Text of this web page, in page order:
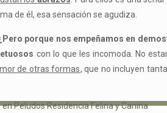
de él, esa sensación se agudiza.
porque nos empeñamos en
con lo que les incomoda. No
de otras formas, que no incluyen